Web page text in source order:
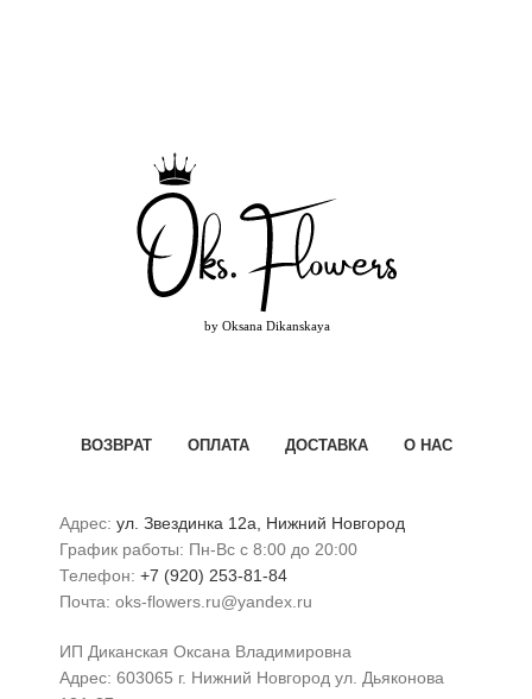
ВОЗВРАТ ОПЛАТА ДОСТАВКА О НАС
Адрес: ул. Звездинка 12а, Нижний Новгород
График работы: Пн-Вс с 8:00 до 20:00
Телефон: +7 (920) 253-81-84
Почта: oks-flowers.ru@yandex.ru
ИП Диканская Оксана Владимировна
Адрес: 603065 г. Нижний Новгород ул. Дьяконова